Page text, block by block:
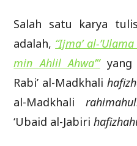
Salah satu karya
adalah, “Ijma’ al-
min Ahlil Ahwa’”
Rabi’ al-Madkhali
al-Madkhali
‘Ubaid al-Jabiri